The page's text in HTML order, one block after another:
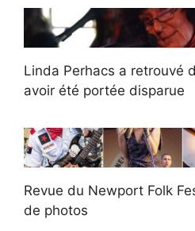
Linda Perhacs a retrouvé
avoir été portée disparue
Revue du Newport Folk
de photos